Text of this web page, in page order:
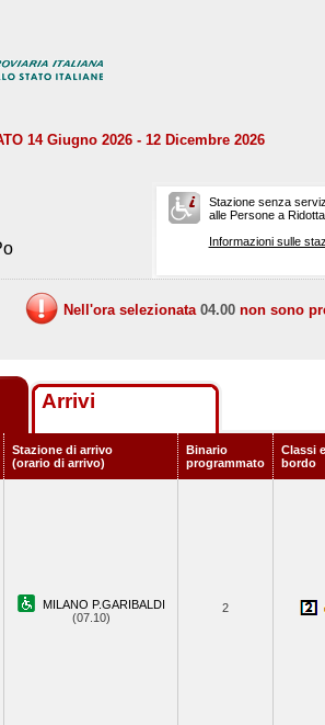
14 Giugno 2026 - 12 Dicembre 2026
Stazione senza
alle Persone a
Informazioni sulle
Nell'ora selezionata 04.00 non sono
Arrivi
Stazione di arrivo
(orario di arrivo)
Binario
programmato
Classi
bordo
MILANO P.GARIBALDI
(07.10)
2